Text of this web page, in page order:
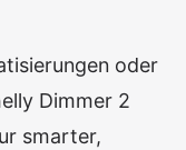
oder
Dimmer 2
smarter,